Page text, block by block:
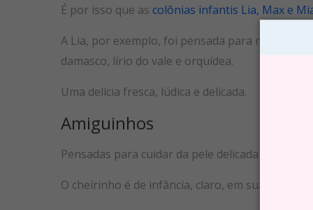
É por isso que as colônias infantis Lia, Max e
A Lia, por exemplo, foi pensada para meninas
damasco, lírio do vale e orquídea.
Uma delícia fresca, lúdica e delicada.
Amiguinhos
Pensadas para cuidar da pele delicada das
O cheirinho é de infância, claro, em suas três